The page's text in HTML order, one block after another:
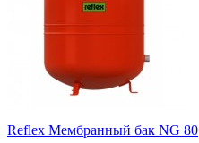
Reflex Мембранный бак NG 80